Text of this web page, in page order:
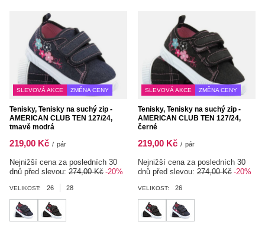
SLEVOVÁ AKCE ZMĚNA CENY
Tenisky, Tenisky na suchý zip -
AMERICAN CLUB TEN 127/24,
tmavě modrá
219,00 Kč / pár
Nejnižší cena za posledních 30
dnů před slevou: 274,00 Kč -20%
VELIKOST: 26 28
SLEVOVÁ AKCE ZMĚNA CENY
Tenisky, Tenisky na suchý zip -
AMERICAN CLUB TEN 127/24,
černé
219,00 Kč / pár
Nejnižší cena za posledních 30
dnů před slevou: 274,00 Kč -20%
VELIKOST: 26